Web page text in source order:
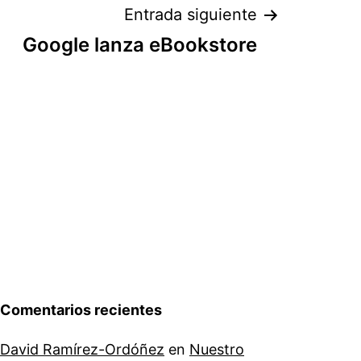
Entrada siguiente
Google lanza eBookstore
Comentarios recientes
David Ramírez-Ordóñez en Nuestro